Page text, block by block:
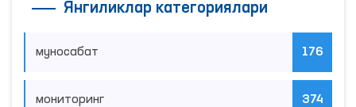
Янгиликлар категориялари
муносабат 176
мониторинг 374